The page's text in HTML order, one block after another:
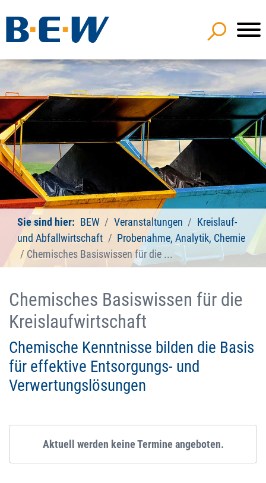
Sie sind hier: BEW Veranstaltungen
Kreislauf-
und Abfallwirtschaft
Probenahme, Analytik, Chemie
Chemisches Basiswissen für die ...
Chemisches Basiswissen für die
Kreislaufwirtschaft
Chemische Kenntnisse bilden die Basis
für effektive Entsorgungs- und
Verwertungslösungen
Aktuell werden keine Termine angeboten.